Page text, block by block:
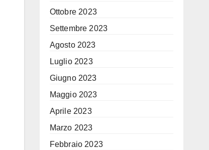
Ottobre 2023
Settembre 2023
Agosto 2023
Luglio 2023
Giugno 2023
Maggio 2023
Aprile 2023
Marzo 2023
Febbraio 2023